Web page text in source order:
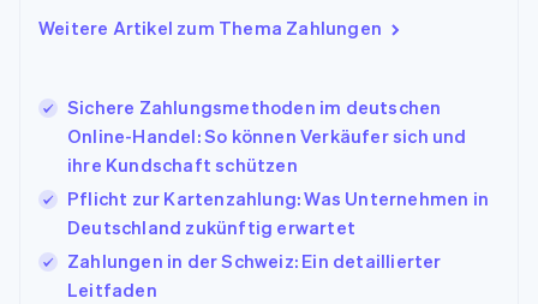
Weitere Artikel zum Thema Zahlungen
Sichere Zahlungsmethoden im deutschen
Online-Handel: So können Verkäufer sich und
ihre Kundschaft schützen
Pflicht zur Kartenzahlung: Was Unternehmen in
Deutschland zukünftig erwartet
Zahlungen in der Schweiz: Ein detaillierter
Leitfaden
Italien
日本語 English
EnglishFrançais
Kroatien
EnglishItaliano
Lettland
Liechtenstein
Deutsch English